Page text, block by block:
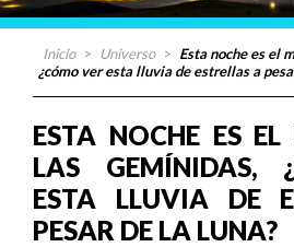
Inicio > Universo > Esta noche es el
¿cómo ver esta lluvia de estrellas a
ESTA NOCHE ES
LAS GEMÍNIDAS,
ESTA LLUVIA DE
PESAR DE LA LUNA?